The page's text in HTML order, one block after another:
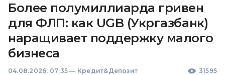
Более полумиллиарда гривен
для ФЛП: как UGB (Укргазбанк)
наращивает поддержку малого
бизнеса
04.08.2026, 07:35 — Кредит&Депозит 31595